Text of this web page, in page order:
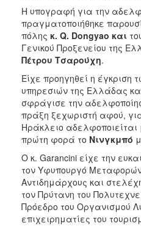
Η υπογραφή για την
πραγματοποιήθηκε
πόλης κ. Q. Dongyao και
Γενικού Προξενείου της
Πέτρου Τσαρούχη.
Είχε προηγηθεί η έγκριση
υπηρεσιών της Ελλάδας
σφράγισε την
πράξη ξεχωριστή αφού,
Ηράκλειο αδελφοποιείται
πρώτη φορά το Νινγκμπό
Ο κ. Garancini είχε την
τον Υφυπουργό
Αντιδημάρχους και
τον Πρύτανη του
Πρόεδρο του Οργανισμού
επιχειρηματίες του